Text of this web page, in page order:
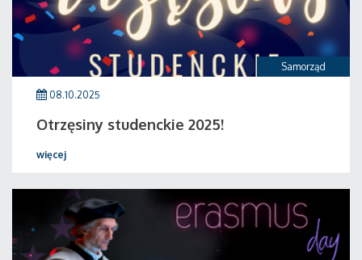
Samorząd
08.10.2025
Otrzęsiny studenckie 2025!
więcej